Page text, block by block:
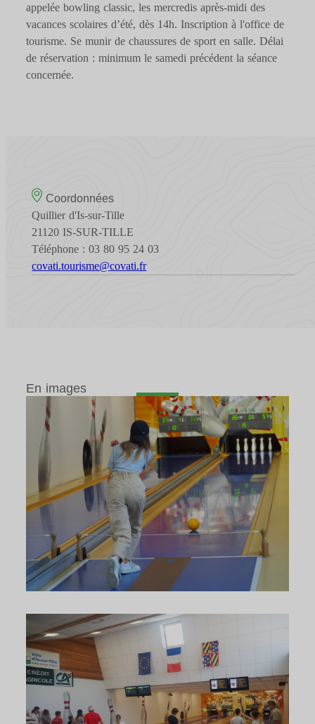
appelée bowling classic, les mercredis après-midi des
vacances scolaires d’été, dès 14h. Inscription à l'office de
tourisme. Se munir de chaussures de sport en salle. Délai
de réservation : minimum le samedi précédent la séance
concernée.
Coordonnées
Quillier d'Is-sur-Tille
21120 IS-SUR-TILLE
Téléphone : 03 80 95 24 03
covati.tourisme@covati.fr
En images